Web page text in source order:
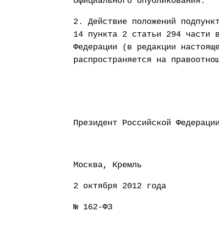
2. Действие положений
14 пункта 2 статьи 294 части
Федерации (в редакции
распространяется на
Президент
Москва, Кремль
2 октября 2012 года
№ 162-ФЗ